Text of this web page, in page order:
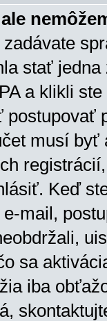
stať
a klikli
postupovať
musí
Keď
mail,
sa
iba